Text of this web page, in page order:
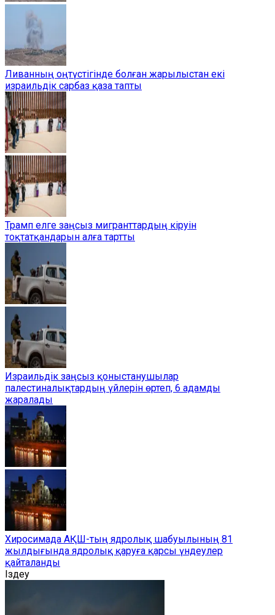
Ливанның оңтүстігінде болған жарылыстан екі
израильдік сарбаз қаза тапты
Трамп елге заңсыз мигранттардың кіруін
тоқтатқандарын алға тартты
Израильдік заңсыз қоныстанушылар
палестиналықтардың үйлерін өртеп, 6 адамды
жаралады
Хиросимада АҚШ-тың ядролық шабуылының 81
жылдығында ядролық қаруға қарсы үндеулер
қайталанды
Іздеу